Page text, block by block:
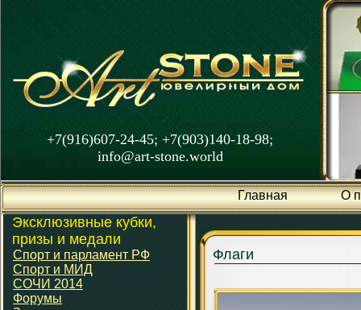
+7(916)607-24-45; +7(903)140-18-98;
info@art-stone.world
Главная О
Эксклюзивные кубки,
призы и медали
Спорт и парламент РФ
Спорт и МИД
СОЧИ 2014
Форумы
Флаги